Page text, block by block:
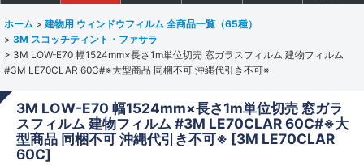
ホーム > 建物用 ウィンドウフィルム 全商品一覧（65種）
> 3M スコッチティント・ファサラ
> 3M LOW-E70 幅1524mm×長さ1m単位切売 窓ガラスフィルム 建物フィルム
#3M LE70CLAR 60C#※大型商品 同梱不可 沖縄代引き不可※
3M LOW-E70 幅1524mm×長さ1m単位切売 窓ガラ
スフィルム 建物フィルム #3M LE70CLAR 60C#※大
型商品 同梱不可 沖縄代引き不可※ [3M LE70CLAR
60C]